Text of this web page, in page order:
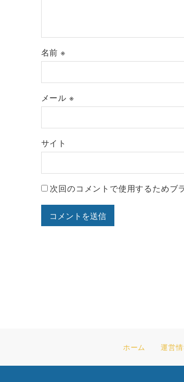
名前 ※
メール ※
サイト
次回のコメントで使用するためブ
ホーム 運営